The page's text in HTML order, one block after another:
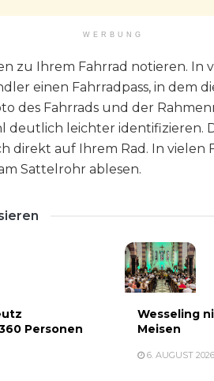
WERBUNG
zu Ihrem Fahrrad notieren. In
einen Fahrradpass, in dem
des Fahrrads und der
deutlich leichter identifizieren.
direkt auf Ihrem Rad. In vielen
Sattelrohr ablesen.
Personen
Wesseling
Meisen
6. AUGUST 2026